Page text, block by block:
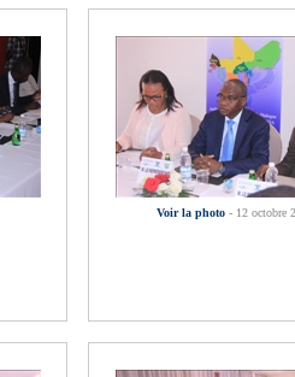
Voir la photo - 12 octobre